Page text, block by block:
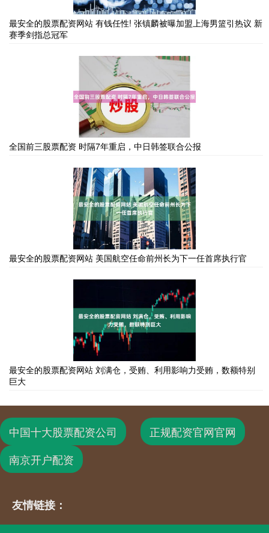
最安全的股票配资网站 有钱任性! 张镇麟被曝加盟上海男篮引热议 新
赛季剑指总冠军
全国前三股票配资 时隔7年重启，中日韩签联合公报
最安全的股票配资网站 美国航空任命前州长为下一任首席执行官
最安全的股票配资网站 刘满仓，受贿、利用影响力受贿，数额特别
巨大
中国十大股票配资公司
正规配资官网官网
南京开户配资
友情链接：